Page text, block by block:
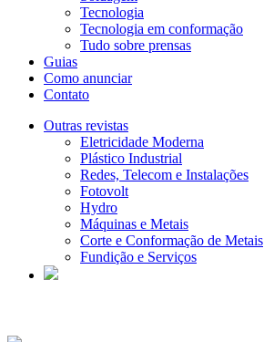
Tecnologia
Tecnologia em conformação
Tudo sobre prensas
Guias
Como anunciar
Contato
Outras revistas
Eletricidade Moderna
Plástico Industrial
Redes, Telecom e Instalações
Fotovolt
Hydro
Máquinas e Metais
Corte e Conformação de Metais
Fundição e Serviços